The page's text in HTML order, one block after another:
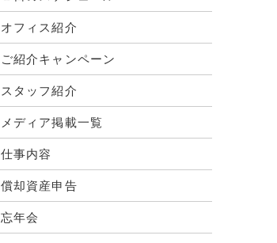
オフィス紹介
ご紹介キャンペーン
スタッフ紹介
メディア掲載一覧
仕事内容
償却資産申告
忘年会